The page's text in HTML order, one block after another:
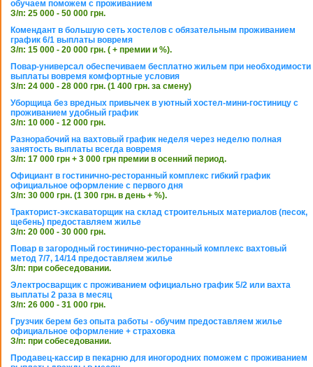
обучаем поможем с проживанием
З/п: 25 000 - 50 000 грн.
Комендант в большую сеть хостелов с обязательным проживанием
график 6/1 выплаты вовремя
З/п: 15 000 - 20 000 грн. ( + премии и %).
Повар-универсал обеспечиваем бесплатно жильем при необходимости
выплаты вовремя комфортные условия
З/п: 24 000 - 28 000 грн. (1 400 грн. за смену)
Уборщица без вредных привычек в уютный хостел-мини-гостиницу с
проживанием удобный график
З/п: 10 000 - 12 000 грн.
Разнорабочий на вахтовый график неделя через неделю полная
занятость выплаты всегда вовремя
З/п: 17 000 грн + 3 000 грн премии в осенний период.
Официант в гостинично-ресторанный комплекс гибкий график
официальное оформление с первого дня
З/п: 30 000 грн. (1 300 грн. в день + %).
Тракторист-экскаваторщик на склад строительных материалов (песок,
щебень) предоставляем жилье
З/п: 20 000 - 30 000 грн.
Повар в загородный гостинично-ресторанный комплекс вахтовый
метод 7/7, 14/14 предоставляем жилье
З/п: при собеседовании.
Электросварщик с проживанием официально график 5/2 или вахта
выплаты 2 раза в месяц
З/п: 26 000 - 31 000 грн.
Грузчик берем без опыта работы - обучим предоставляем жилье
официальное оформление + страховка
З/п: при собеседовании.
Продавец-кассир в пекарню для иногородних поможем с проживанием